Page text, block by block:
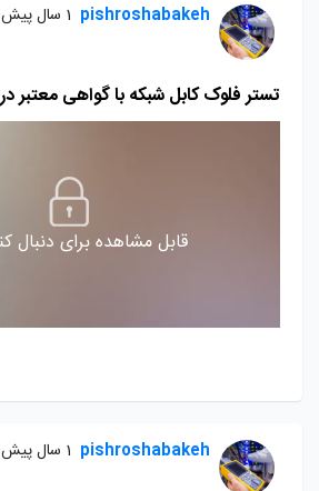
pishroshabakeh 1 سال پیش
تستر فلوک کابل شبکه با گواهی معتبر
قابل مشاهده برای دنبال
pishroshabakeh 1 سال پیش